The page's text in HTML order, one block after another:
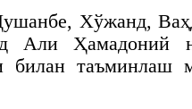
Хўжанд,
Ҳамадоний
билан таъминлаш